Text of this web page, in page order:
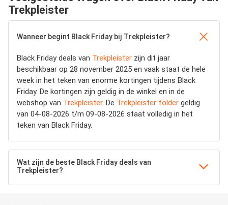
Trekpleister
Wanneer begint Black Friday bij Trekpleister?
Black Friday deals van Trekpleister zijn dit jaar
beschikbaar op 28 november 2025 en vaak staat de hele
week in het teken van enorme kortingen tijdens Black
Friday. De kortingen zijn geldig in de winkel en in de
webshop van Trekpleister. De Trekpleister folder geldig
van 04-08-2026 t/m 09-08-2026 staat volledig in het
teken van Black Friday.
Wat zijn de beste Black Friday deals van
Trekpleister?